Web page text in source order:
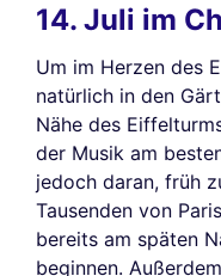
14. Juli im
Um im Herzen des
natürlich in den
Nähe des
der Musik am
jedoch daran, früh
Tausenden von
bereits am späten
beginnen.